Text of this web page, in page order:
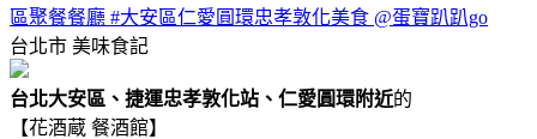
區聚餐餐廳 #大安區仁愛圓環忠孝敦化美食 @蛋寶趴趴go
台北市 美味食記
台北大安區、捷運忠孝敦化站、仁愛圓環附近的
【花酒蔵 餐酒館】